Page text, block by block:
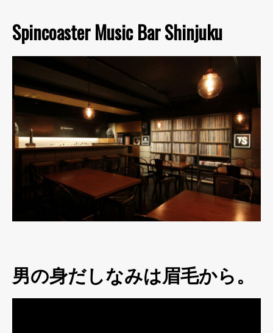
Spincoaster Music Bar Shinjuku
男の身だしなみは眉毛から。